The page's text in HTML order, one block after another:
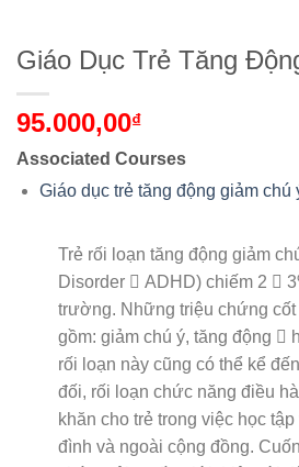
Giáo Dục Trẻ Tăng
95.000,00₫
Associated Courses
Giáo dục trẻ tăng động giảm chú
Trẻ rối loạn tăng động giảm
Disorder  ADHD) chiếm 2 
trường. Những triệu chứng
gồm: giảm chú ý, tăng động 
rối loạn này cũng có thể kể
đối, rối loạn chức năng điều
khăn cho trẻ trong việc học
đình và ngoài cộng đồng.